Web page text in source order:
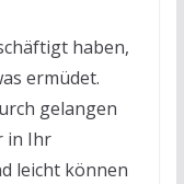
haben,
ermüdet.
gelangen
in Ihr
leicht können